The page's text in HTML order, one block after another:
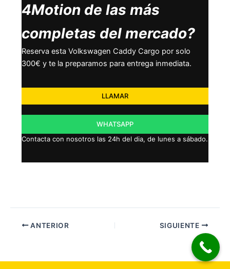
4Motion de las más
completas del mercado?
Reserva esta Volkswagen Caddy Cargo por solo
300€ y te la preparamos para entrega inmediata.
LLAMAR
WHATSAPP
Contacta con nosotros las 24h del dia, de lunes a sábado.
ANTERIOR SIGUIENTE